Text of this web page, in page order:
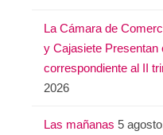
La Cámara de
y Cajasiete Presentan
correspondiente al II
2026
Las mañanas 5